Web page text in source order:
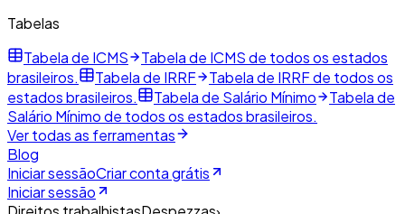
Tabelas
Tabela de ICMS
Tabela de ICMS de todos os estados
brasileiros.
Tabela de IRRF
Tabela de IRRF de todos os
estados brasileiros.
Tabela de Salário Mínimo
Tabela de
Salário Mínimo de todos os estados brasileiros.
Ver todas as ferramentas
Blog
Iniciar sessãoCriar conta grátis
Iniciar sessão